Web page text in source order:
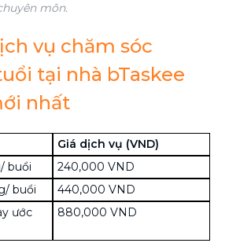
môn.
vụ chăm sóc
tại nhà bTaskee
nhất
Giá dịch vụ (VND)
buổi
240,000 VND
buổi
440,000 VND
ước
880,000 VND